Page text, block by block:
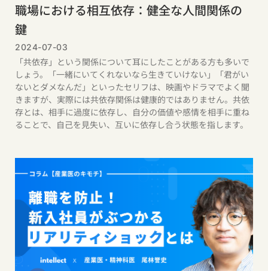
職場における相互依存：健全な人間関係の
鍵
2024-07-03
「共依存」という関係について耳にしたことがある方も多いで
しょう。「一緒にいてくれないなら生きていけない」「君がい
ないとダメなんだ」といったセリフは、映画やドラマでよく聞
きますが、実際には共依存関係は健康的ではありません。共依
存とは、相手に過度に依存し、自分の価値や感情を相手に重ね
ることで、自己を見失い、互いに依存し合う状態を指します。